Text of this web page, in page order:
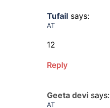
Tufail says:
AT
12
Reply
Geeta devi says:
AT